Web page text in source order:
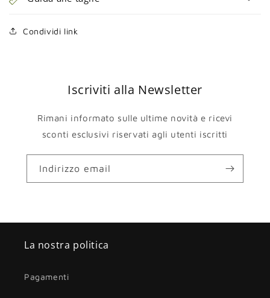
Condividi link
Iscriviti alla Newsletter
Rimani informato sulle ultime novità e ricevi
sconti esclusivi riservati agli utenti iscritti
Indirizzo email
La nostra politica
Pagamenti